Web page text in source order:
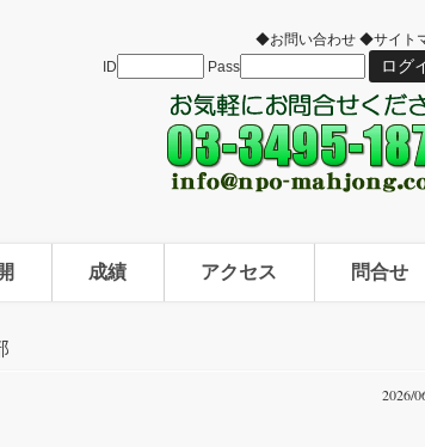
◆お問い合わせ ◆サイト
ID
Pass
成績 アクセス 問合せ
2026/